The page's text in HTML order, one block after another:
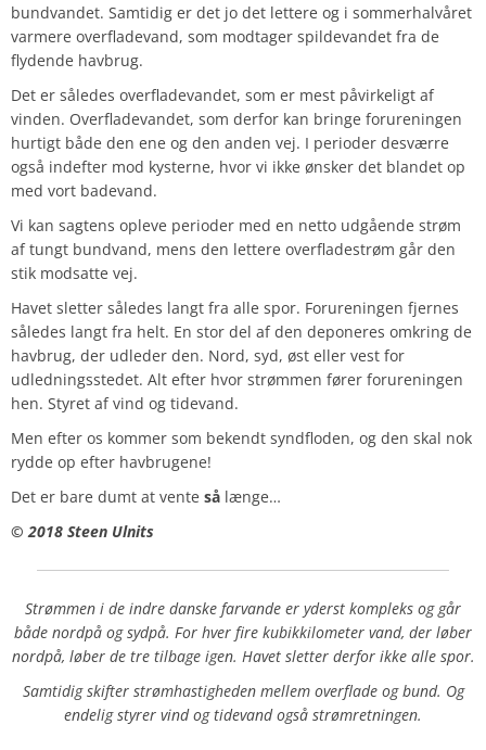
bundvandet. Samtidig er det jo det lettere og i sommerhalvåret
varmere overfladevand, som modtager spildevandet fra de
flydende havbrug.
Det er således overfladevandet, som er mest påvirkeligt af
vinden. Overfladevandet, som derfor kan bringe forureningen
hurtigt både den ene og den anden vej. I perioder desværre
også indefter mod kysterne, hvor vi ikke ønsker det blandet op
med vort badevand.
Vi kan sagtens opleve perioder med en netto udgående strøm
af tungt bundvand, mens den lettere overfladestrøm går den
stik modsatte vej.
Havet sletter således langt fra alle spor. Forureningen fjernes
således langt fra helt. En stor del af den deponeres omkring de
havbrug, der udleder den. Nord, syd, øst eller vest for
udledningsstedet. Alt efter hvor strømmen fører forureningen
hen. Styret af vind og tidevand.
Men efter os kommer som bekendt syndfloden, og den skal nok
rydde op efter havbrugene!
Det er bare dumt at vente så længe…
© 2018 Steen Ulnits
Strømmen i de indre danske farvande er yderst kompleks og går
både nordpå og sydpå. For hver fire kubikkilometer vand, der løber
nordpå, løber de tre tilbage igen. Havet sletter derfor ikke alle spor.
Samtidig skifter strømhastigheden mellem overflade og bund. Og
endelig styrer vind og tidevand også strømretningen.